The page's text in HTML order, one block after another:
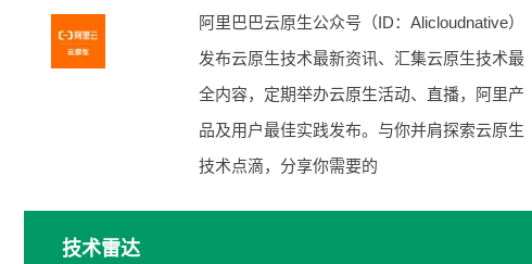
阿里巴巴云原生公众号（ID：Alicloudnative）
发布云原生技术最新资讯、汇集云原生技术最
全内容，定期举办云原生活动、直播，阿里产
品及用户最佳实践发布。与你并肩探索云原生
技术点滴，分享你需要的
技术雷达